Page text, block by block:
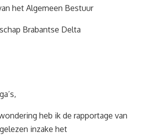
het Algemeen Bestuur
Brabantse Delta
heb ik de rapportage van
inzake het